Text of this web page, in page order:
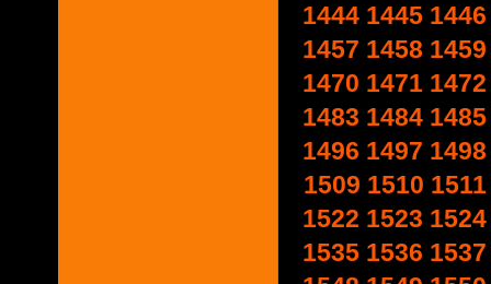
1444 1445 1446
1457 1458 1459
1470 1471 1472
1483 1484 1485
1496 1497 1498
1509 1510 1511
1522 1523 1524
1535 1536 1537